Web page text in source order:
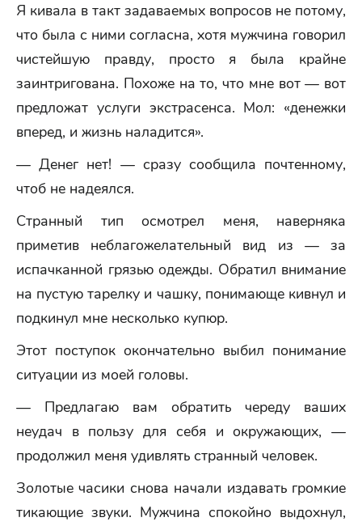
Я кивала в такт задаваемых вопросов не потому,
что была с ними согласна, хотя мужчина говорил
чистейшую правду, просто я была крайне
заинтригована. Похоже на то, что мне вот — вот
предложат услуги экстрасенса. Мол: «денежки
вперед, и жизнь наладится».
— Денег нет! — сразу сообщила почтенному,
чтоб не надеялся.
Странный тип осмотрел меня, наверняка
приметив неблагожелательный вид из — за
испачканной грязью одежды. Обратил внимание
на пустую тарелку и чашку, понимающе кивнул и
подкинул мне несколько купюр.
Этот поступок окончательно выбил понимание
ситуации из моей головы.
— Предлагаю вам обратить череду ваших
неудач в пользу для себя и окружающих, —
продолжил меня удивлять странный человек.
Золотые часики снова начали издавать громкие
тикающие звуки. Мужчина спокойно выдохнул,